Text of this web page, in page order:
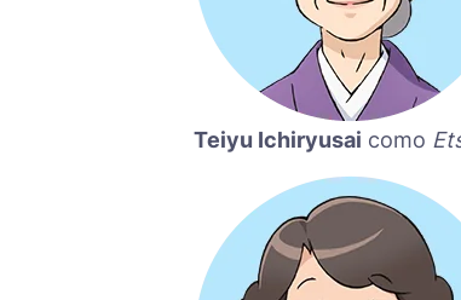
Teiyu Ichiryusai como